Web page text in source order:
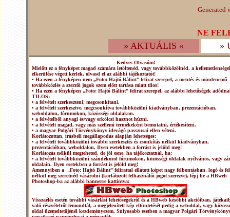
Generated
NE
» AKTUÁLIS « »
Kedves Olvasóm!
Mielőtt ez a fényképet magad számára letöltenéd, vagy továbbközölnéd, a
elkerülése végett kérlek, olvasd el az alábbi tájékoztatót!
• Ha ezen a fényképen nem „Foto: Hajtó Bálint” felirat szerepel, a mentés és mindenemű
továbbközlés a szerzői jogok szem előtt tartása miatt tilos!
• Ha ezen a fényképen „Foto: Hajtó Bálint” felirat szerepel, az alábbi lehetőségek
TILOS:
• a felvételt szerkeszteni, megcsonkítani.
• a felvételt szerkesztve, megcsonkítva továbbközölni kiadványban, prezentációban,
weboldalon, fórumokon, közösségi oldalakon.
• a felvételből anyagi és/vagy erkölcsi hasznot húzni.
• a felvételt magad, vagy más szellemi termékeként bemutatni, értékesíteni.
• a magyar Polgári Törvénykönyv idevágó passzusai ellen véteni.
Korlátozottan, írásbeli megállapodás alapján lehetséges:
• a felvételt továbbközölni további szerkesztés és csonkítás nélkül kiadványban,
prezentációban, weboldalon. Ilyen esetekben a forrást is jelöld meg!
Korlátozás nélkül megteheted, de jól esne, ha tájékoztatnál, ha:
• a felvételt továbbközölni szándékozol fórumokon, közösségi oldalak nyílvános, vagy
oldalain. Ilyen esetekben a forrást is jelöld meg!
Amennyiben a „Foto: Hajtó Bálint” felirattal ellátott képet nagy felbontásban, logó és
nélkül meg szeretnéd vásárolni (korlátozott felhasználói jogot szerezve), lépj be a HBweb
Photoshop-ba az alábbi bannerre kattintva:
Visszaélés esetén további vásárlási lehetőségekről és a HBweb későbbi akcióiban,
való részvételről lemondtál, a megjelenített kép eltüntetését pedig a weboldal, vagy
oldal üzemeltetőjénél kezdeményezem. Súlyosabb esetben a magyar Polgári